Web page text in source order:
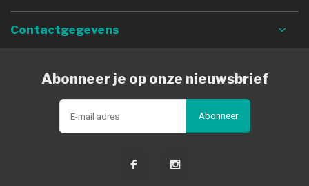
Contactgegevens
Abonneer je op onze nieuwsbrief
Abonneer